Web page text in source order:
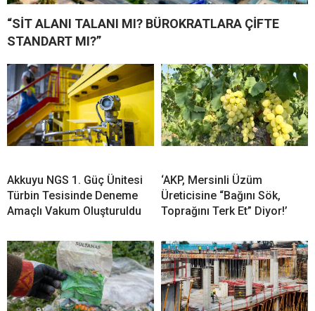
“SİT ALANI TALANI MI? BÜROKRATLARA ÇİFTE
STANDART MI?”
Akkuyu NGS 1. Güç Ünitesi
Türbin Tesisinde Deneme
Amaçlı Vakum Oluşturuldu
‘AKP, Mersinli Üzüm
Üreticisine “Bağını Sök,
Toprağını Terk Et” Diyor!’